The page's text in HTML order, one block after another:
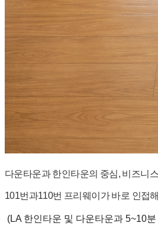
구
부
치
약
임
심
중
코
다운타운과 한인타운의 중심, 비즈니
101번과110번 프리웨이가 바로 인접해
(LA 한인타운 및 다운타운과 5~10분